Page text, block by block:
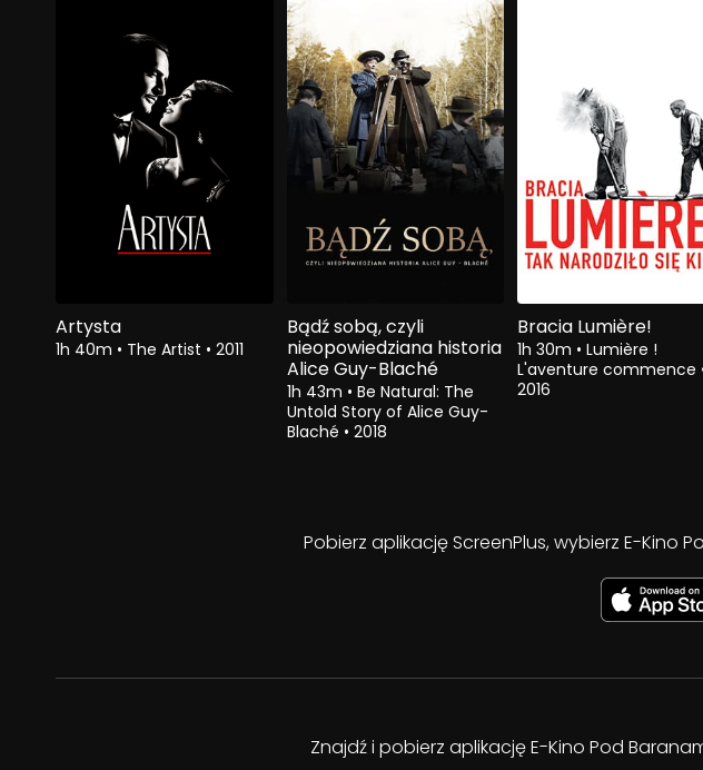
Artysta
1h 40m • The Artist • 2011
Bądź sobą, czyli
nieopowiedziana historia
Alice Guy-Blaché
1h 43m • Be Natural: The
Untold Story of Alice Guy-
Blaché • 2018
Bracia Lumière!
1h 30m • Lumière !
L'aventure commence
2016
Pobierz aplikację ScreenPlus, wybierz E-Kino
Znajdź i pobierz aplikację E-Kino Pod